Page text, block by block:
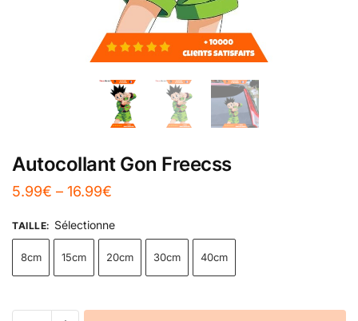
Autocollant Gon Freecss
5.99€ – 16.99€
TAILLE: Sélectionne
8cm 15cm 20cm 30cm 40cm